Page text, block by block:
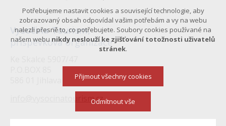
Vysočina Tourism,
příspěvková organizace
info@vysocinatourism.cz
Potřebujeme nastavit cookies a související technologie, aby
zobrazovaný obsah odpovídal vašim potřebám a vy na webu
nalezli přesně to, co potřebujete. Soubory cookies používané na
našem webu nikdy neslouží ke zjišťování totožnosti uživatelů
stránek.
Přijmout všechny cookies
Odmítnout vše